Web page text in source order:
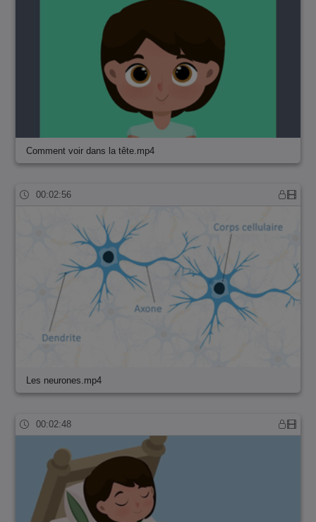
Comment voir dans la tête.mp4
00:02:56
Les neurones.mp4
00:02:48